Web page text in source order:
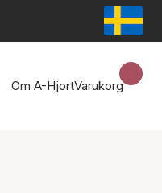
Om A-HjortVarukorg